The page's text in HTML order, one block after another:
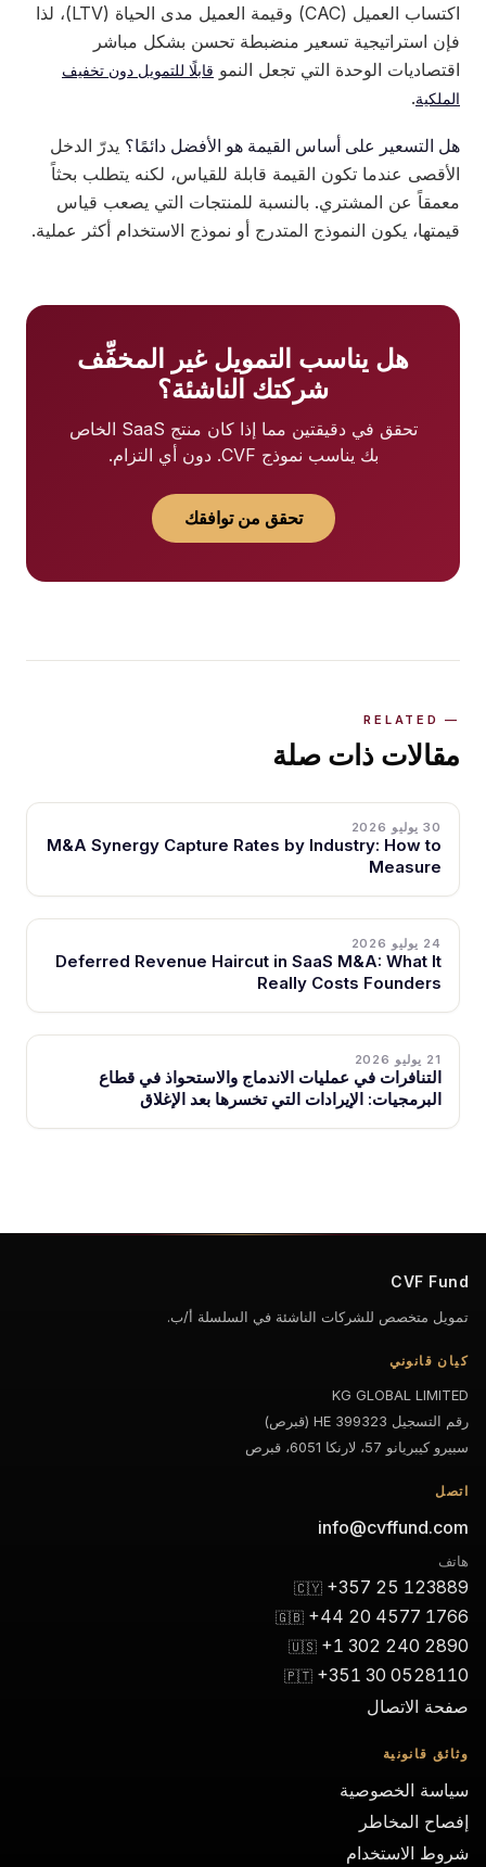
اكتساب العميل (CAC) وقيمة العميل مدى الحياة (LTV)، لذا
فإن استراتيجية تسعير منضبطة تحسن بشكل مباشر
اقتصاديات الوحدة التي تجعل النمو قابلًا للتمويل دون تخفيف
الملكية.
هل التسعير على أساس القيمة هو الأفضل دائمًا؟ يدرّ الدخل
الأقصى عندما تكون القيمة قابلة للقياس، لكنه يتطلب بحثاً
معمقاً عن المشتري. بالنسبة للمنتجات التي يصعب قياس
قيمتها، يكون النموذج المتدرج أو نموذج الاستخدام أكثر عملية.
هل يناسب التمويل غير المخفِّف
شركتك الناشئة؟
تحقق في دقيقتين مما إذا كان منتج SaaS الخاص
بك يناسب نموذج CVF. دون أي التزام.
تحقق من توافقك
مقالات ذات صلة
30 يوليو 2026
M&A Synergy Capture Rates by Industry: How to
Measure
24 يوليو 2026
Deferred Revenue Haircut in SaaS M&A: What It
Really Costs Founders
21 يوليو 2026
التنافرات في عمليات الاندماج والاستحواذ في قطاع
البرمجيات: الإيرادات التي تخسرها بعد الإغلاق
CVF Fund
تمويل متخصص للشركات الناشئة في السلسلة أ/ب.
كيان قانوني
KG GLOBAL LIMITED
رقم التسجيل HE 399323 (قبرص)
سبيرو كيبريانو 57، لارنكا 6051، قبرص
اتصل
info@cvffund.com
هاتف
🇨🇾 +357 25 123889
🇬🇧 +44 20 4577 1766
🇺🇸 +1 302 240 2890
🇵🇹 +351 30 0528110
صفحة الاتصال
وثائق قانونية
سياسة الخصوصية
إفصاح المخاطر
شروط الاستخدام